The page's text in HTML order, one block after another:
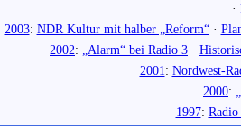
·
2003: NDR Kultur mit halber „Reform“·
2002: „Alarm“ bei Radio 3 ·
2001: Nordwest-
2000:
1997: